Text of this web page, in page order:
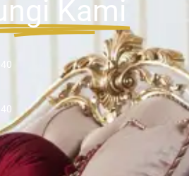
Kami